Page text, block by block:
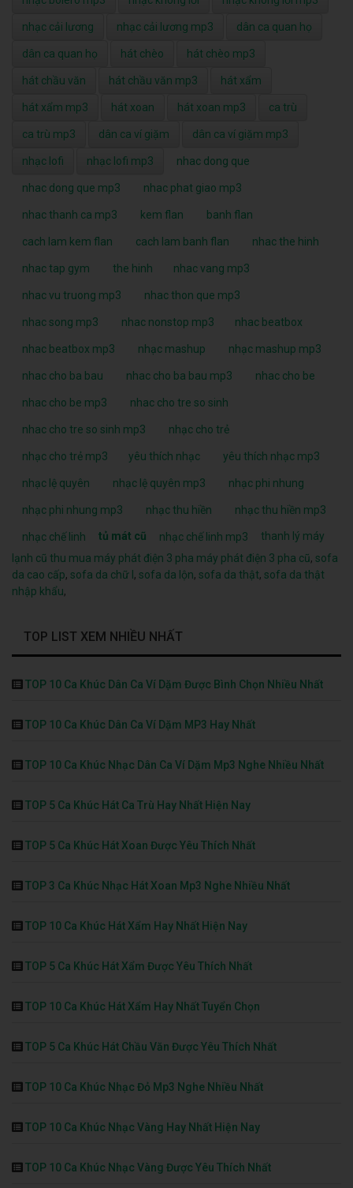
nhạc cải lương nhạc cải lương mp3 dân ca quan họ
dân ca quan họ hát chèo hát chèo mp3
hát chầu văn hát chầu văn mp3 hát xẩm
hát xẩm mp3 hát xoan hát xoan mp3 ca trù
ca trù mp3 dân ca ví giặm dân ca ví giặm mp3
nhạc lofi nhạc lofi mp3 nhac dong que
nhac dong que mp3 nhac phat giao mp3
nhac thanh ca mp3 kem flan banh flan
cach lam kem flan cach lam banh flan nhac the hinh
nhac tap gym the hinh nhac vang mp3
nhac vu truong mp3 nhac thon que mp3
nhac song mp3 nhac nonstop mp3 nhac beatbox
nhac beatbox mp3 nhạc mashup nhạc mashup mp3
nhac cho ba bau nhac cho ba bau mp3 nhac cho be
nhac cho be mp3 nhac cho tre so sinh
nhac cho tre so sinh mp3 nhạc cho trẻ
nhạc cho trẻ mp3 yêu thích nhạc yêu thích nhạc mp3
nhạc lệ quyên nhạc lệ quyên mp3 nhạc phi nhung
nhạc phi nhung mp3 nhạc thu hiền nhạc thu hiền mp3
nhạc chế linh tủ mát cũ nhạc chế linh mp3
thanh lý máy
lạnh cũ thu mua máy phát điện 3 pha máy phát điện 3 pha cũ, sofa
da cao cấp, sofa da chữ l , sofa da lộn, sofa da thật, sofa da thật
nhập khẩu,
TOP LIST XEM NHIỀU NHẤT
TOP 10 Ca Khúc Dân Ca Ví Dặm Được Bình Chọn Nhiều Nhất
TOP 10 Ca Khúc Dân Ca Ví Dặm MP3 Hay Nhất
TOP 10 Ca Khúc Nhạc Dân Ca Ví Dặm Mp3 Nghe Nhiều Nhất
TOP 5 Ca Khúc Hát Ca Trù Hay Nhất Hiện Nay
TOP 5 Ca Khúc Hát Xoan Được Yêu Thích Nhất
TOP 3 Ca Khúc Nhạc Hát Xoan Mp3 Nghe Nhiều Nhất
TOP 10 Ca Khúc Hát Xẩm Hay Nhất Hiện Nay
TOP 5 Ca Khúc Hát Xẩm Được Yêu Thích Nhất
TOP 10 Ca Khúc Hát Xẩm Hay Nhất Tuyển Chọn
TOP 5 Ca Khúc Hát Chầu Văn Được Yêu Thích Nhất
TOP 10 Ca Khúc Nhạc Đỏ Mp3 Nghe Nhiều Nhất
TOP 10 Ca Khúc Nhạc Vàng Hay Nhất Hiện Nay
TOP 10 Ca Khúc Nhạc Vàng Được Yêu Thích Nhất